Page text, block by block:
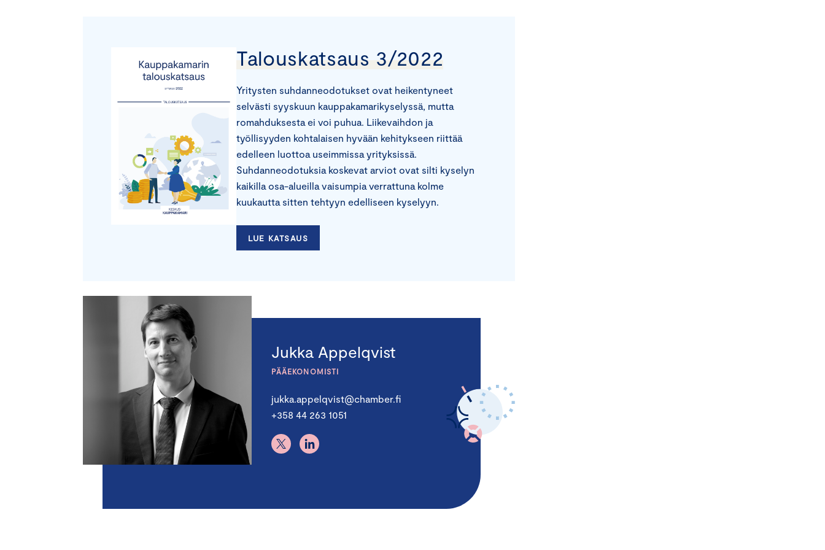
Talouskatsaus 3/2022
Yritysten suhdanneodotukset ovat heikentyneet
selvästi syyskuun kauppakamarikyselyssä, mutta
romahduksesta ei voi puhua. Liikevaihdon ja
työllisyyden kohtalaisen hyvään kehitykseen riittää
edelleen luottoa useimmissa yrityksissä.
Suhdanneodotuksia koskevat arviot ovat silti kyselyn
kaikilla osa-alueilla vaisumpia verrattuna kolme
kuukautta sitten tehtyyn edelliseen kyselyyn.
LUE KATSAUS
Jukka Appelqvist
PÄÄEKONOMISTI
jukka.appelqvist@chamber.fi
+358 44 263 1051